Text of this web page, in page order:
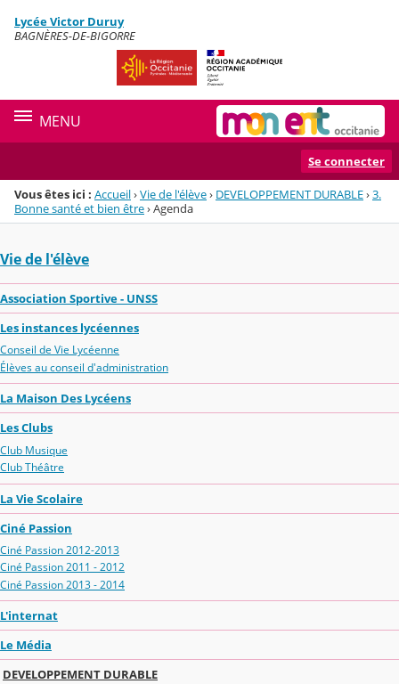
Menu de la rubrique
Contenu
Lycée Victor Duruy
BAGNÈRES-DE-BIGORRE
MENU
Se connecter
Vous êtes ici : Accueil›Vie de l'élève› DEVELOPPEMENT DURABLE›3.
Bonne santé et bien être›Agenda
Vie de l'élève
Association Sportive - UNSS
Les instances lycéennes
Conseil de Vie Lycéenne
Élèves au conseil d'administration
La Maison Des Lycéens
Les Clubs
Club Musique
Club Théâtre
La Vie Scolaire
Ciné Passion
Ciné Passion 2012-2013
Ciné Passion 2011 - 2012
Ciné Passion 2013 - 2014
L'internat
Le Média
DEVELOPPEMENT DURABLE